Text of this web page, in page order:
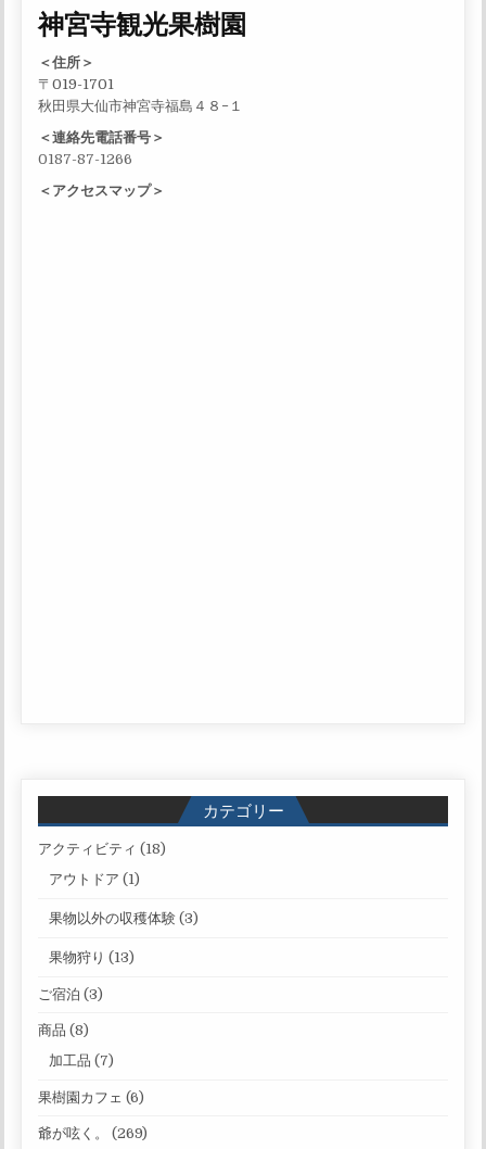
神宮寺観光果樹園
＜住所＞
〒019-1701
秋田県大仙市神宮寺福島４８−１
＜連絡先電話番号＞
0187-87-1266
＜アクセスマップ＞
カテゴリー
アクティビティ (18)
アウトドア (1)
果物以外の収穫体験 (3)
果物狩り (13)
ご宿泊 (3)
商品 (8)
加工品 (7)
果樹園カフェ (6)
爺が呟く。 (269)